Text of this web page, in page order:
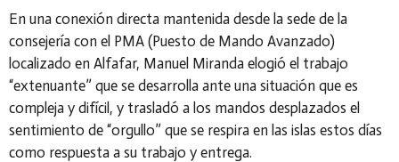
En una conexión directa mantenida desde la sede de la
consejería con el PMA (Puesto de Mando Avanzado)
localizado en Alfafar, Manuel Miranda elogió el trabajo
“extenuante” que se desarrolla ante una situación que es
compleja y difícil, y trasladó a los mandos desplazados el
sentimiento de “orgullo” que se respira en las islas estos días
como respuesta a su trabajo y entrega.